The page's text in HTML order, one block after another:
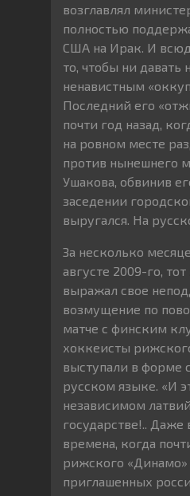
возглавлял
полностью
США на Ирак. И
то, чтобы ни давать
ненавистным
Последний его
почти год назад,
на ровном месте
против нынешнего
Ушакова, обвинив
заседении
выругался. На
За несколько
августе 2009-го,
выражал свое
возмущение по
матче с финским
хоккеисты
выступали в форме
русском языке. «И
независимом
государстве!.. Даже
времена, когда
рижского «Динамо»
приглашенных